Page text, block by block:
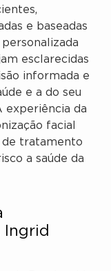
e baseadas
esclarecidas
informada e
e a do seu
experiência da
facial
tratamento
a saúde da
Ingrid